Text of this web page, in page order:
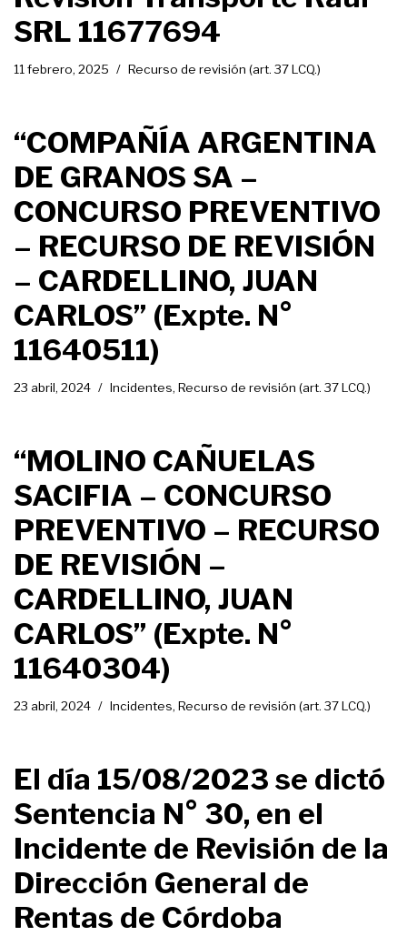
SRL 11677694
11 febrero, 2025 Recurso de revisión (art. 37 LCQ.)
“COMPAÑÍA ARGENTINA
DE GRANOS SA –
CONCURSO PREVENTIVO
– RECURSO DE REVISIÓN
– CARDELLINO, JUAN
CARLOS” (Expte. N°
11640511)
23 abril, 2024 Incidentes, Recurso de revisión (art. 37 LCQ.)
“MOLINO CAÑUELAS
SACIFIA – CONCURSO
PREVENTIVO – RECURSO
DE REVISIÓN –
CARDELLINO, JUAN
CARLOS” (Expte. N°
11640304)
23 abril, 2024 Incidentes, Recurso de revisión (art. 37 LCQ.)
El día 15/08/2023 se dictó
Sentencia N° 30, en el
Incidente de Revisión de la
Dirección General de
Rentas de Córdoba